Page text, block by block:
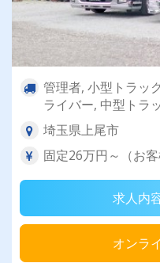
管理者, 小型トラッ
ライバー, 中型トラ
埼玉県上尾市
固定26万円～（お
求人内
オンラ